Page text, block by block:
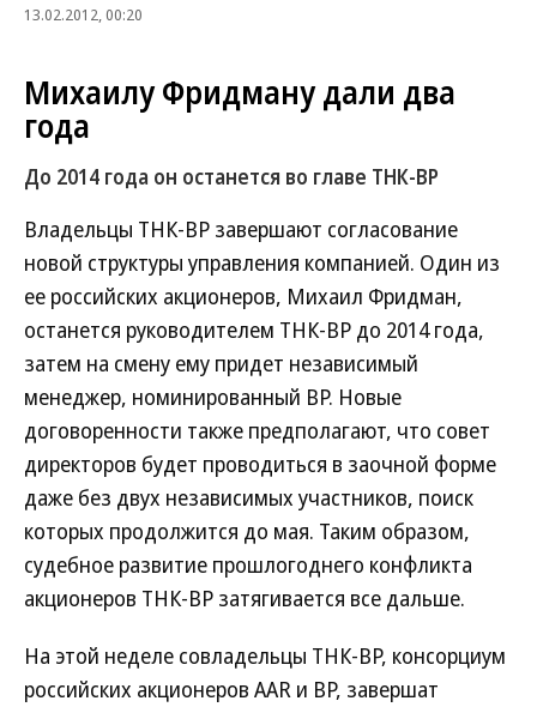
13.02.2012, 00:20
Михаилу Фридману дали два
года
До 2014 года он останется во главе ТНК-ВР
Владельцы ТНК-ВР завершают согласование
новой структуры управления компанией. Один из
ее российских акционеров, Михаил Фридман,
останется руководителем ТНК-ВР до 2014 года,
затем на смену ему придет независимый
менеджер, номинированный ВР. Новые
договоренности также предполагают, что совет
директоров будет проводиться в заочной форме
даже без двух независимых участников, поиск
которых продолжится до мая. Таким образом,
судебное развитие прошлогоднего конфликта
акционеров ТНК-ВР затягивается все дальше.
На этой неделе совладельцы ТНК-ВР, консорциум
российских акционеров AAR и ВР, завершат